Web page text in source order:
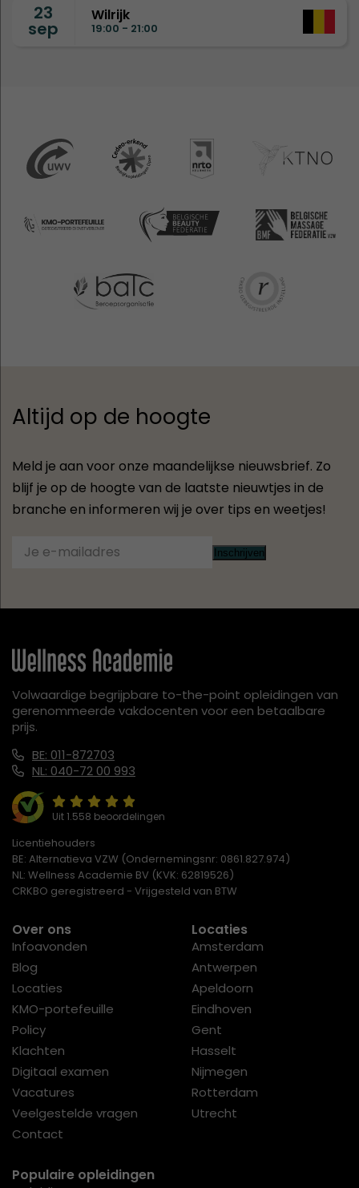
23
sep
Wilrijk
19:00 - 21:00
Altijd op de hoogte
Meld je aan voor onze maandelijkse nieuwsbrief. Zo
blijf je op de hoogte van de laatste nieuwtjes in de
branche en informeren wij je over tips en weetjes!
Inschrijven
Volwaardige begrijpbare to-the-point opleidingen van
gerenommeerde vakdocenten voor een betaalbare
prijs.
BE: 011-872703
NL: 040-72 00 993
Uit 1.558 beoordelingen
Licentiehouders
BE: Alternatieva VZW (Ondernemingsnr: 0861.827.974)
NL: Wellness Academie BV (KVK: 62819526)
CRKBO geregistreerd - Vrijgesteld van BTW
Over ons
Infoavonden
Blog
Locaties
KMO-portefeuille
Policy
Klachten
Digitaal examen
Vacatures
Veelgestelde vragen
Contact
Locaties
Amsterdam
Antwerpen
Apeldoorn
Eindhoven
Gent
Hasselt
Nijmegen
Rotterdam
Utrecht
Populaire opleidingen